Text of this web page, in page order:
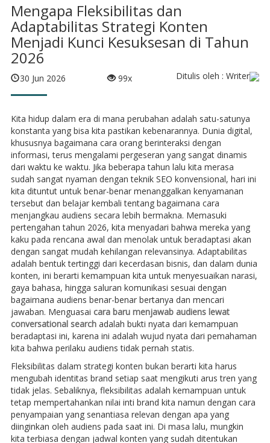
Mengapa Fleksibilitas dan
Adaptabilitas Strategi Konten
Menjadi Kunci Kesuksesan di Tahun
2026
30 Jun 2026 99x Ditulis oleh : Writer
Kita hidup dalam era di mana perubahan adalah satu-satunya
konstanta yang bisa kita pastikan kebenarannya. Dunia digital,
khususnya bagaimana cara orang berinteraksi dengan
informasi, terus mengalami pergeseran yang sangat dinamis
dari waktu ke waktu. Jika beberapa tahun lalu kita merasa
sudah sangat nyaman dengan teknik SEO konvensional, hari ini
kita dituntut untuk benar-benar menanggalkan kenyamanan
tersebut dan belajar kembali tentang bagaimana cara
menjangkau audiens secara lebih bermakna. Memasuki
pertengahan tahun 2026, kita menyadari bahwa mereka yang
kaku pada rencana awal dan menolak untuk beradaptasi akan
dengan sangat mudah kehilangan relevansinya. Adaptabilitas
adalah bentuk tertinggi dari kecerdasan bisnis, dan dalam dunia
konten, ini berarti kemampuan kita untuk menyesuaikan narasi,
gaya bahasa, hingga saluran komunikasi sesuai dengan
bagaimana audiens benar-benar bertanya dan mencari
jawaban. Menguasai cara baru menjawab audiens lewat
conversational searchadalah bukti nyata dari kemampuan
beradaptasi ini, karena ini adalah wujud nyata dari pemahaman
kita bahwa perilaku audiens tidak pernah statis.
Fleksibilitas dalam strategi konten bukan berarti kita harus
mengubah identitas brand setiap saat mengikuti arus tren yang
tidak jelas. Sebaliknya, fleksibilitas adalah kemampuan untuk
tetap mempertahankan nilai inti brand kita namun dengan cara
penyampaian yang senantiasa relevan dengan apa yang
diinginkan oleh audiens pada saat ini. Di masa lalu, mungkin
kita terbiasa dengan jadwal konten yang sudah ditentukan